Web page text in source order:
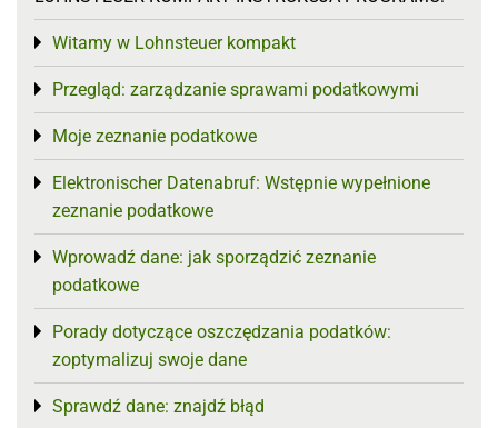
Witamy w Lohnsteuer kompakt
Toggle menu
Przegląd: zarządzanie sprawami podatkowymi
Toggle menu
Moje zeznanie podatkowe
Toggle menu
Elektronischer Datenabruf: Wstępnie wypełnione
zeznanie podatkowe
Toggle menu
Wprowadź dane: jak sporządzić zeznanie
podatkowe
Toggle menu
Porady dotyczące oszczędzania podatków:
zoptymalizuj swoje dane
Toggle menu
Sprawdź dane: znajdź błąd
Toggle menu